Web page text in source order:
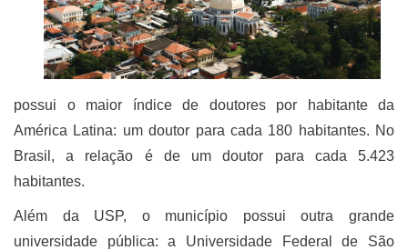
possui o maior índice de doutores por habitante da
América Latina: um doutor para cada 180 habitantes. No
Brasil, a relação é de um doutor para cada 5.423
habitantes.
Além da USP, o município possui outra grande
universidade pública: a Universidade Federal de São